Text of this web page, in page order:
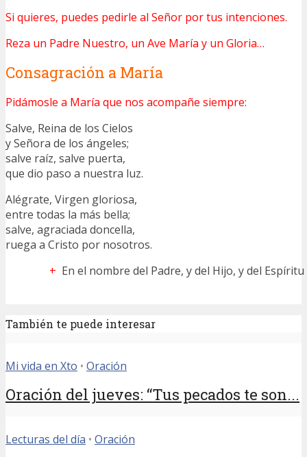
Si quieres, puedes pedirle al Señor por tus intenciones.
Reza un Padre Nuestro, un Ave María y un Gloria…
Consagración a María
Pidámosle a María que nos acompañe siempre:
Salve, Reina de los Cielos
y Señora de los ángeles;
salve raíz, salve puerta,
que dio paso a nuestra luz.
Alégrate, Virgen gloriosa,
entre todas la más bella;
salve, agraciada doncella,
ruega a Cristo por nosotros.
+ En el nombre del Padre, y del Hijo, y del Espíritu
También te puede interesar
Mi vida en Xto • Oración
Oración del jueves: “Tus pecados te son...
Lecturas del día • Oración